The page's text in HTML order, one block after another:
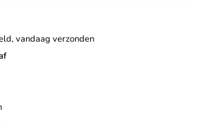
vandaag verzonden